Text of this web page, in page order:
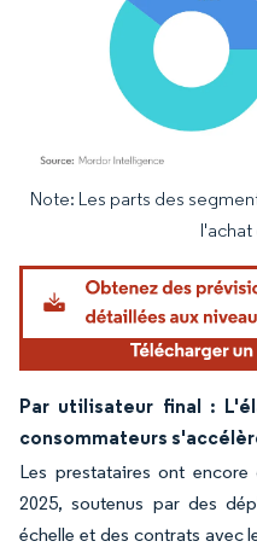
Image © Mordor Intelligence. La
Note: Les parts des
Par utilisateur final :
consommateurs
Les prestataires ont
2025, soutenus par des
échelle et des contrats avec